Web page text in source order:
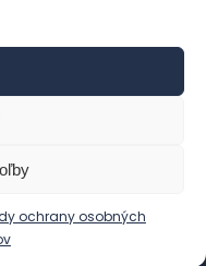
ochrany osobných
údajov